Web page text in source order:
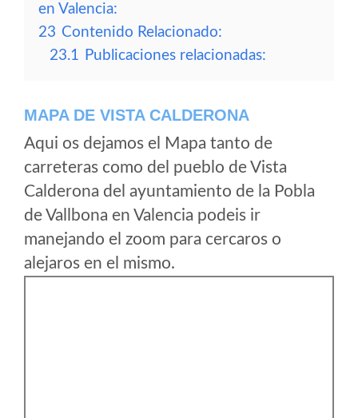
en Valencia:
23 Contenido Relacionado:
23.1 Publicaciones relacionadas:
MAPA DE VISTA CALDERONA
Aqui os dejamos el Mapa tanto de
carreteras como del pueblo de Vista
Calderona del ayuntamiento de la Pobla
de Vallbona en Valencia podeis ir
manejando el zoom para cercaros o
alejaros en el mismo.